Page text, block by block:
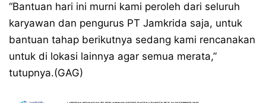
“Bantuan hari ini murni kami peroleh dari seluruh
karyawan dan pengurus PT Jamkrida saja, untuk
bantuan tahap berikutnya sedang kami rencanakan
untuk di lokasi lainnya agar semua merata,”
tutupnya.(GAG)